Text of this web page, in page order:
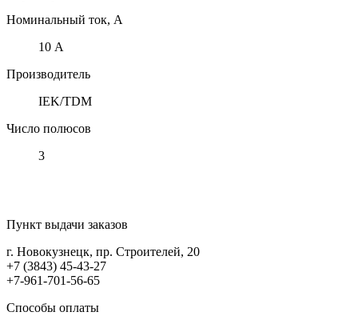
Номинальный ток, А
10 А
Производитель
IEK/TDM
Число полюсов
3
Пункт выдачи заказов
г. Новокузнецк, пр. Строителей, 20
+7 (3843) 45-43-27
+7-961-701-56-65
Способы оплаты